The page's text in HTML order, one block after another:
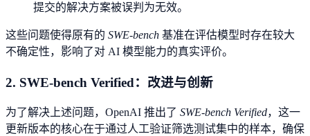
提交的解决方案被误判为无效。
这些问题使得原有的 SWE-bench 基准在评估模型时存在较大
不确定性，影响了对 AI 模型能力的真实评价。
2. SWE-bench Verified：改进与创新
为了解决上述问题，OpenAI 推出了 SWE-bench Verified，这一
更新版本的核心在于通过人工验证筛选测试集中的样本，确保